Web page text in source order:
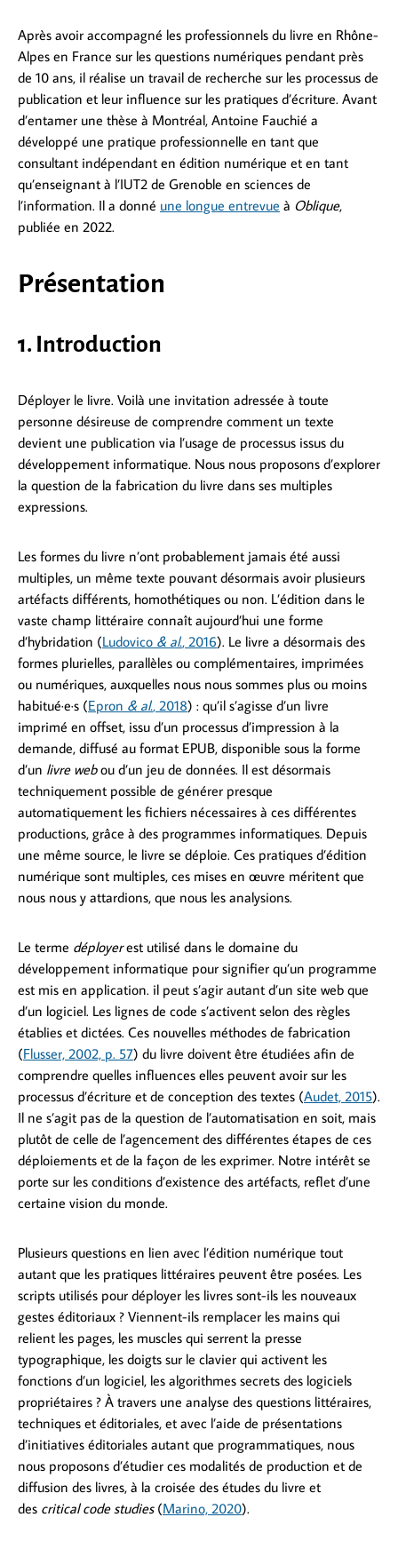
Après avoir accompagné les professionnels du livre en Rhône-
Alpes en France sur les questions numériques pendant près
de 10 ans, il réalise un travail de recherche sur les processus de
publication et leur influence sur les pratiques d’écriture. Avant
d’entamer une thèse à Montréal, Antoine Fauchié a
développé une pratique professionnelle en tant que
consultant indépendant en édition numérique et en tant
qu’enseignant à l’IUT2 de Grenoble en sciences de
l’information. Il a donné une longue entrevue à Oblique,
publiée en 2022.
Présentation
1. Introduction
Déployer le livre. Voilà une invitation adressée à toute
personne désireuse de comprendre comment un texte
devient une publication via l’usage de processus issus du
développement informatique. Nous nous proposons d’explorer
la question de la fabrication du livre dans ses multiples
expressions.
Les formes du livre n’ont probablement jamais été aussi
multiples, un même texte pouvant désormais avoir plusieurs
artéfacts différents, homothétiques ou non. L’édition dans le
vaste champ littéraire connaît aujourd’hui une forme
d’hybridation (Ludovico & al., 2016). Le livre a désormais des
formes plurielles, parallèles ou complémentaires, imprimées
ou numériques, auxquelles nous nous sommes plus ou moins
habitué·e·s (Epron & al., 2018) : qu’il s’agisse d’un livre
imprimé en offset, issu d’un processus d’impression à la
demande, diffusé au format EPUB, disponible sous la forme
d’un livre webou d’un jeu de données. Il est désormais
techniquement possible de générer presque
automatiquement les fichiers nécessaires à ces différentes
productions, grâce à des programmes informatiques. Depuis
une même source, le livre se déploie. Ces pratiques d’édition
numérique sont multiples, ces mises en œuvre méritent que
nous nous y attardions, que nous les analysions.
Le terme déployerest utilisé dans le domaine du
développement informatique pour signifier qu’un programme
est mis en application. il peut s’agir autant d’un site web que
d’un logiciel. Les lignes de code s’activent selon des règles
établies et dictées. Ces nouvelles méthodes de fabrication
(Flusser, 2002, p. 57) du livre doivent être étudiées afin de
comprendre quelles influences elles peuvent avoir sur les
processus d’écriture et de conception des textes (Audet, 2015).
Il ne s’agit pas de la question de l’automatisation en soit, mais
plutôt de celle de l’agencement des différentes étapes de ces
déploiements et de la façon de les exprimer. Notre intérêt se
porte sur les conditions d’existence des artéfacts, reflet d’une
certaine vision du monde.
Plusieurs questions en lien avec l’édition numérique tout
autant que les pratiques littéraires peuvent être posées. Les
scripts utilisés pour déployer les livres sont-ils les nouveaux
gestes éditoriaux ? Viennent-ils remplacer les mains qui
relient les pages, les muscles qui serrent la presse
typographique, les doigts sur le clavier qui activent les
fonctions d’un logiciel, les algorithmes secrets des logiciels
propriétaires ? À travers une analyse des questions littéraires,
techniques et éditoriales, et avec l’aide de présentations
d’initiatives éditoriales autant que programmatiques, nous
nous proposons d’étudier ces modalités de production et de
diffusion des livres, à la croisée des études du livre et
des critical code studies(Marino, 2020).